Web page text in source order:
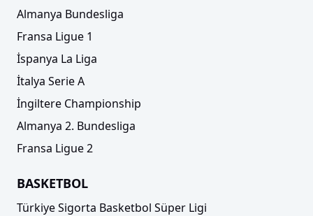
Almanya Bundesliga
Fransa Ligue 1
İspanya La Liga
İtalya Serie A
İngiltere Championship
Almanya 2. Bundesliga
Fransa Ligue 2
BASKETBOL
Türkiye Sigorta Basketbol Süper Ligi